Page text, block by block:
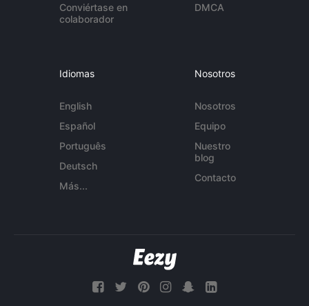
Conviértase en
colaborador
DMCA
Idiomas
English
Español
Português
Deutsch
Más...
Nosotros
Nosotros
Equipo
Nuestro
blog
Contacto